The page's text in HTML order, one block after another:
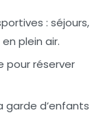
: séjours,
plein air.
pour réserver
garde d’enfants